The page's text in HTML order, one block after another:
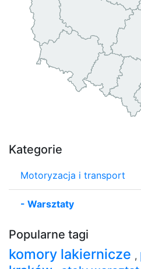
Kategorie
Motoryzacja i transport
- Warsztaty
Popularne tagi
komory lakiernicze ,